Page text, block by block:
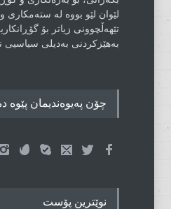
لێوان لێو بووە لە ستەمکاری
تێهەڵچوونی زیاتر بۆ
بەهێزکردنی بەدیلی سیاسیی
چۆن پەیوەندیمان پێوە
نوێترین پۆست